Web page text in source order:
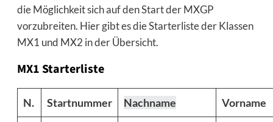
die Möglichkeit sich auf den Start der MXGP
vorzubreiten. Hier gibt es die Starterliste der Klassen
MX1 und MX2 in der Übersicht.
MX1 Starterliste
N. Startnummer Nachname Vorname